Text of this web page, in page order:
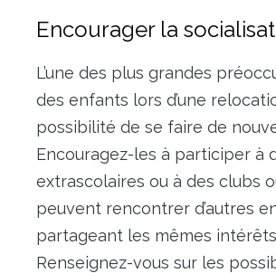
Encourager la
L’une des plus grandes
des enfants lors d’une
possibilité de se faire de
Encouragez-les à participer à
extrascolaires ou à des clubs
peuvent rencontrer d’autres
partageant les mêmes
Renseignez-vous sur les